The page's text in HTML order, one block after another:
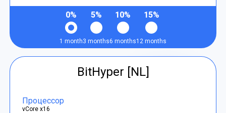
0%
1 month
5%
3 months
10%
6 months
15%
12 months
BitHyper [NL]
Процессор
vCore x16